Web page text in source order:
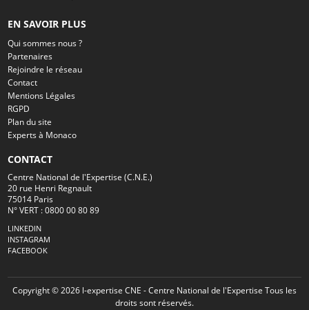
EN SAVOIR PLUS
Qui sommes nous ?
Partenaires
Rejoindre le réseau
Contact
Mentions Légales
RGPD
Plan du site
Experts à Monaco
CONTACT
Centre National de l'Expertise (C.N.E.)
20 rue Henri Regnault
75014 Paris
N° VERT : 0800 00 80 89
LINKEDIN
INSTAGRAM
FACEBOOK
Copyright © 2026 l-expertise CNE - Centre National de l'Expertise Tous les
droits sont réservés.